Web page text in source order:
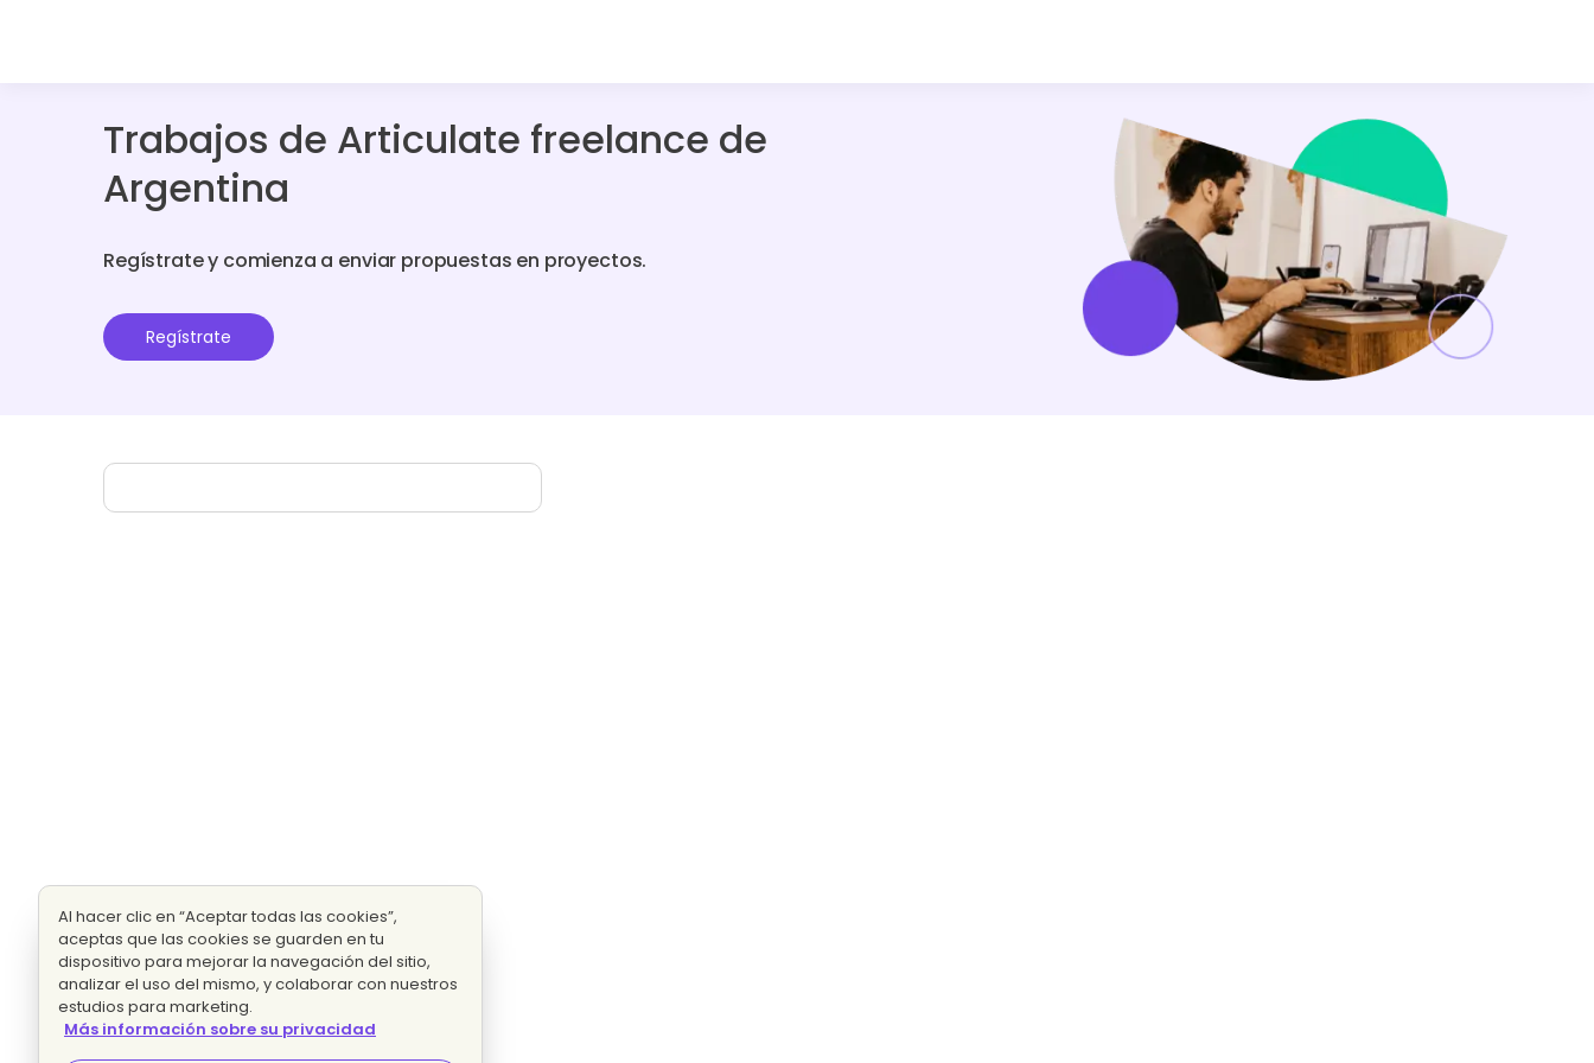
Trabajos de Articulate freelance de
Argentina
Regístrate y comienza a enviar propuestas en proyectos.
Regístrate
Al hacer clic en “Aceptar todas las cookies”,
aceptas que las cookies se guarden en tu
dispositivo para mejorar la navegación del sitio,
analizar el uso del mismo, y colaborar con nuestros
estudios para marketing.
Más información sobre su privacidad